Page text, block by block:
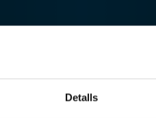
Detalls